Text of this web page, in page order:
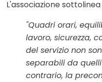
L'associazione
"Quadri orari,
lavoro, sicurezza,
del servizio non
separabili da
contrario, la